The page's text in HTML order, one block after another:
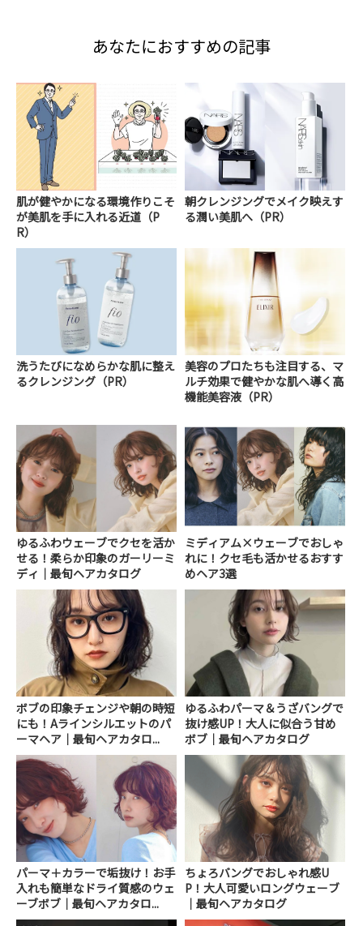
あなたにおすすめの記事
肌が健やかになる環境作りこそ
が美肌を手に入れる近道（P
R）
朝クレンジングでメイク映えす
る潤い美肌へ（PR）
洗うたびになめらかな肌に整え
るクレンジング（PR）
美容のプロたちも注目する、マ
ルチ効果で健やかな肌へ導く高
機能美容液（PR）
ゆるふわウェーブでクセを活か
せる！柔らか印象のガーリーミ
ディ｜最旬ヘアカタログ
ミディアム×ウェーブでおしゃ
れに！クセ毛も活かせるおすす
めヘア3選
ボブの印象チェンジや朝の時短
にも！Aラインシルエットのパ
ーマヘア｜最旬ヘアカタロ...
ゆるふわパーマ＆うざバングで
抜け感UP！大人に似合う甘め
ボブ｜最旬ヘアカタログ
パーマ＋カラーで垢抜け！お手
入れも簡単なドライ質感のウェ
ーブボブ｜最旬ヘアカタロ...
ちょろバングでおしゃれ感U
P！大人可愛いロングウェーブ
｜最旬ヘアカタログ